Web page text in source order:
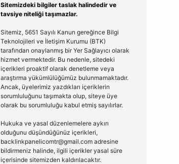
Sitemizdeki bilgiler taslak halindedir ve
tavsiye niteliği taşımazlar.
Sitemiz, 5651 Sayılı Kanun gereğince Bilgi
Teknolojileri ve İletişim Kurumu (BTK)
tarafından onaylanmış bir Yer Sağlayıcı olarak
hizmet vermektedir. Bu nedenle, sitedeki
içerikleri proaktif olarak denetleme veya
araştırma yükümlülüğümüz bulunmamaktadır.
Ancak, üyelerimiz yazdıkları içeriklerin
sorumluluğunu taşımakta olup, siteye üye
olarak bu sorumluluğu kabul etmiş sayılırlar.
Hukuka ve yasal düzenlemelere aykırı
olduğunu düşündüğünüz içerikleri,
backlinkpanelicomtr@gmail.comadresine
bildirmeniz halinde, ilgili içerikler yasal süre
içerisinde sitemizden kaldırılacaktır.